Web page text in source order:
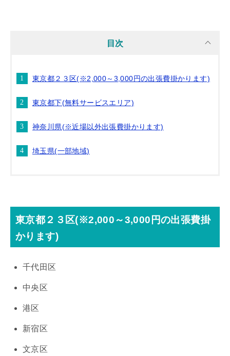
目次
東京都２３区(※2,000～3,000円の出張費掛かります)
東京都下(無料サービスエリア)
神奈川県(※近場以外出張費掛かります)
埼玉県(一部地域)
東京都２３区(※2,000～3,000円の出張費掛
かります)
千代田区
中央区
港区
新宿区
文京区